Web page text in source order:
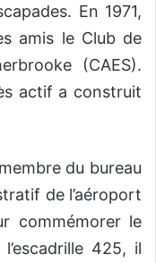
En 1971,
amis le Club de
(CAES).
actif a construit
du bureau
de l’aéroport
commémorer le
425, il